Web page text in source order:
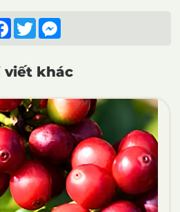
Facebook
Twitter
viết khác